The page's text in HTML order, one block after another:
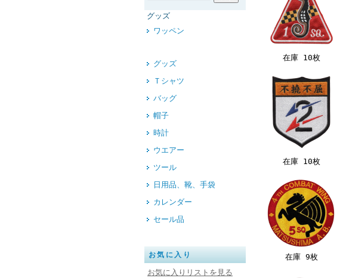
グッズ
ワッペン
グッズ
Ｔシャツ
バッグ
帽子
時計
ウエアー
ツール
日用品、靴、手袋
カレンダー
セール品
お気に入り
お気に入りリストを見る
在庫 10枚
在庫 10枚
在庫 9枚